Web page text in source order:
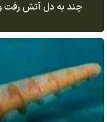
چند به دل آتش رفت